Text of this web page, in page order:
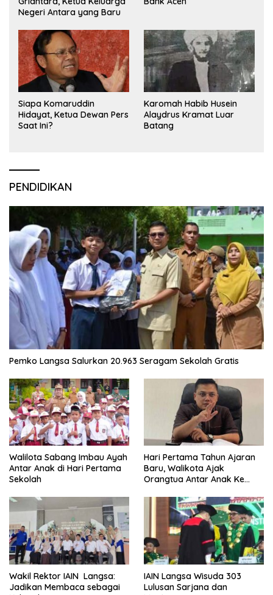
Negeri Antara yang Baru
Siapa Komaruddin
Hidayat, Ketua Dewan Pers
Saat Ini?
Karomah Habib Husein
Alaydrus Kramat Luar
Batang
PENDIDIKAN
Pemko Langsa Salurkan 20.963 Seragam Sekolah Gratis
Walilota Sabang Imbau Ayah
Antar Anak di Hari Pertama
Sekolah
Hari Pertama Tahun Ajaran
Baru, Walikota Ajak
Orangtua Antar Anak Ke
Wakil Rektor IAIN Langsa:
Jadikan Membaca sebagai
IAIN Langsa Wisuda 303
Lulusan Sarjana dan